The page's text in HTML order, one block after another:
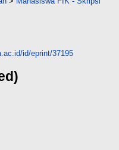
id/eprint/37195